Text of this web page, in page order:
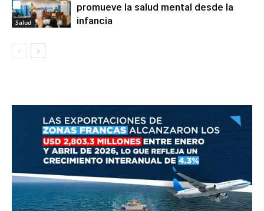
Salud
promueve la salud mental desde la
infancia